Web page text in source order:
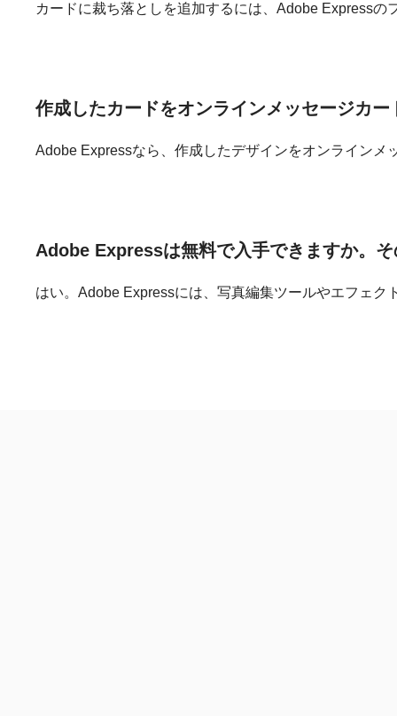
カードに裁ち落としを追加するには、Adobe Express
作成したカードをオンラインメッセージカー
Adobe Expressなら、作成したデザインをオンライン
Adobe Expressは無料で入手できますか。
はい。Adobe Expressには、写真編集ツールやエフェ